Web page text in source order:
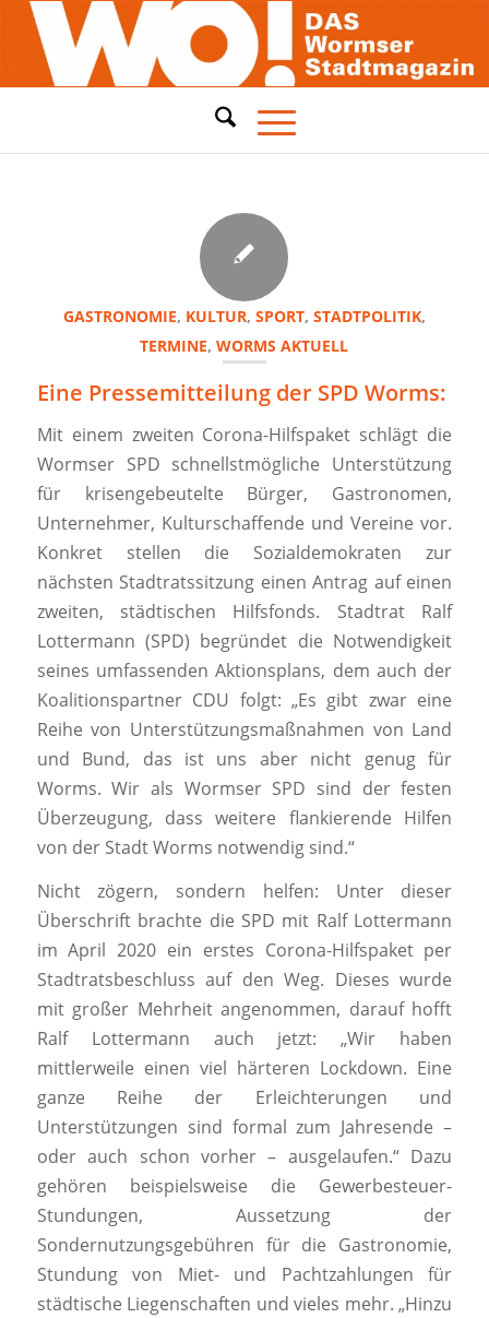
GASTRONOMIE, KULTUR, SPORT, STADTPOLITIK,
TERMINE,WORMS AKTUELL
Eine Pressemitteilung der SPD Worms:
Mit einem zweiten Corona-Hilfspaket schlägt die
Wormser SPD schnellstmögliche Unterstützung
für krisengebeutelte Bürger, Gastronomen,
Unternehmer, Kulturschaffende und Vereine vor.
Konkret stellen die Sozialdemokraten zur
nächsten Stadtratssitzung einen Antrag auf einen
zweiten, städtischen Hilfsfonds. Stadtrat Ralf
Lottermann (SPD) begründet die Notwendigkeit
seines umfassenden Aktionsplans, dem auch der
Koalitionspartner CDU folgt: „Es gibt zwar eine
Reihe von Unterstützungsmaßnahmen von Land
und Bund, das ist uns aber nicht genug für
Worms. Wir als Wormser SPD sind der festen
Überzeugung, dass weitere flankierende Hilfen
von der Stadt Worms notwendig sind.“
Nicht zögern, sondern helfen: Unter dieser
Überschrift brachte die SPD mit Ralf Lottermann
im April 2020 ein erstes Corona-Hilfspaket per
Stadtratsbeschluss auf den Weg. Dieses wurde
mit großer Mehrheit angenommen, darauf hofft
Ralf Lottermann auch jetzt: „Wir haben
mittlerweile einen viel härteren Lockdown. Eine
ganze Reihe der Erleichterungen und
Unterstützungen sind formal zum Jahresende –
oder auch schon vorher – ausgelaufen.“ Dazu
gehören beispielsweise die Gewerbesteuer-
Stundungen, Aussetzung der
Sondernutzungsgebühren für die Gastronomie,
Stundung von Miet- und Pachtzahlungen für
städtische Liegenschaften und vieles mehr. „Hinzu